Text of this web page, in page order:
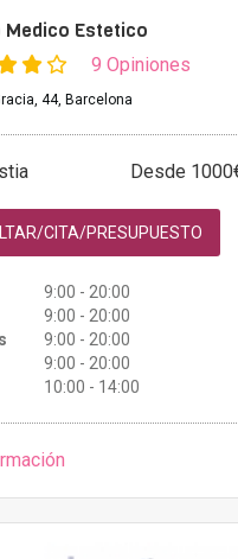
Estetico
9 Opiniones
44, Barcelona
Desde
CITA/PRESUPUESTO
9:00 - 20:00
9:00 - 20:00
9:00 - 20:00
9:00 - 20:00
10:00 - 14:00